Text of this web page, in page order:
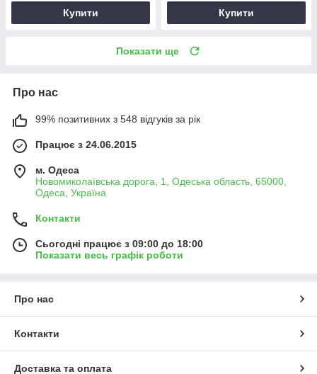
Купити Купити
Показати ще
Про нас
99% позитивних з 548 відгуків за рік
Працює з 24.06.2015
м. Одеса
Новомиколаївська дорога, 1, Одеська область, 65000,
Одеса, Україна
Контакти
Сьогодні працює з 09:00 до 18:00
Показати весь графік роботи
Про нас
Контакти
Доставка та оплата